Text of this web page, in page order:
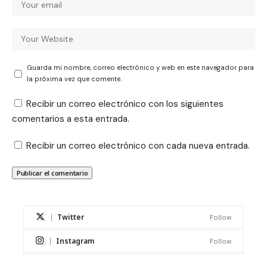
Guarda mi nombre, correo electrónico y web en este navegador para
la próxima vez que comente.
Recibir un correo electrónico con los siguientes
comentarios a esta entrada.
Recibir un correo electrónico con cada nueva entrada.
Twitter Follow
Instagram Follow